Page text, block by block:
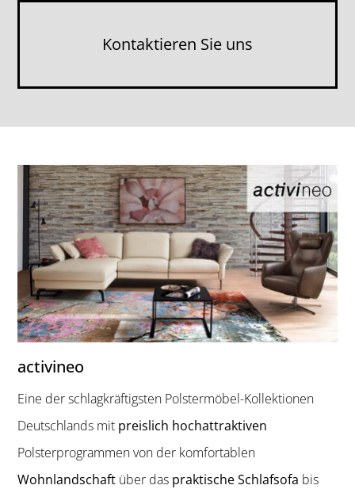
Kontak­tieren Sie uns
activineo
Eine der schlagkräftigsten Polstermöbel-Kollektionen
Deutschlands mit preislich hochattraktiven
Polsterprogrammen von der komfortablen
Wohnlandschaft über das praktische Schlafsofa bis